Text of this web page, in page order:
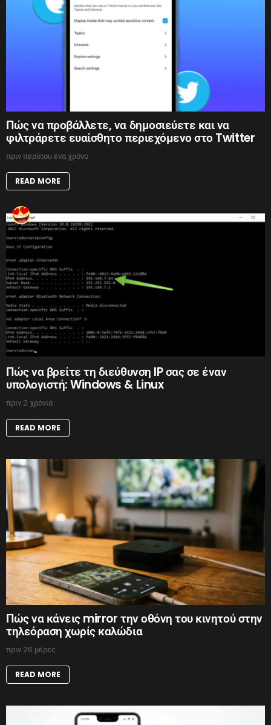
Πώς να προβάλλετε, να δημοσιεύετε και να
φιλτράρετε ευαίσθητο περιεχόμενο στο Twitter
πριν περίπου ένα χρόνο
READ MORE
Πώς να βρείτε τη διεύθυνση IP σας σε έναν
υπολογιστή: Windows & Linux
πριν 2 χρόνια
READ MORE
Πώς να κάνεις mirror την οθόνη του κινητού στην
τηλεόραση χωρίς καλώδια
πριν 26 μέρες
READ MORE